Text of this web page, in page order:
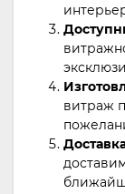
витраж